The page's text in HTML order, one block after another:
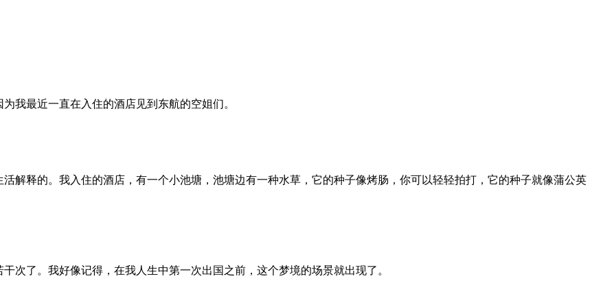
我最近一直在入住的酒店见到东航的空姐们。
解释的。我入住的酒店，有一个小池塘，池塘边有一种水草，它的种子像烤肠，你可以轻轻拍打，它的种子就像蒲公英
次了。我好像记得，在我人生中第一次出国之前，这个梦境的场景就出现了。